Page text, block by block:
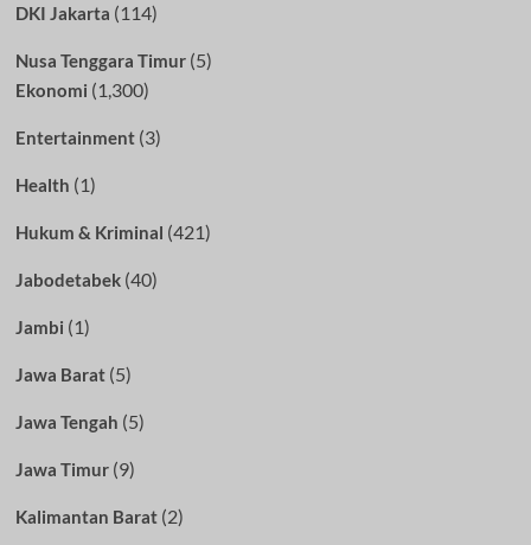
DKI Jakarta (114)
Nusa Tenggara Timur(5)
Ekonomi (1,300)
Entertainment(3)
Health (1)
Hukum & Kriminal (421)
Jabodetabek(40)
Jambi (1)
Jawa Barat(5)
Jawa Tengah (5)
Jawa Timur(9)
Kalimantan Barat(2)